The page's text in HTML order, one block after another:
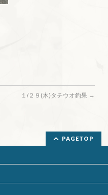
１/２９(木)タチウオ釣果 →
PAGETOP